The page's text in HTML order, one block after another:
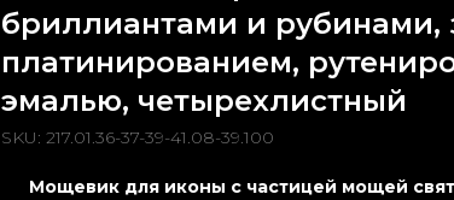
бриллиантами и рубинами,
платинированием,
эмалью, четырехлистный
SKU: 217.01.36-37-39-41.08-39.100
Мощевик для иконы с частицей мощей